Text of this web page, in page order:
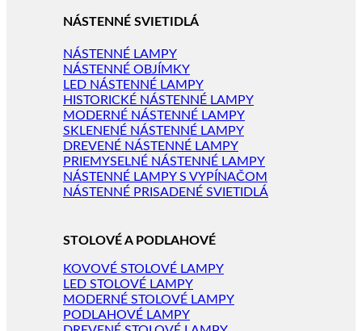
NÁSTENNÉ SVIETIDLÁ
NÁSTENNÉ LAMPY
NÁSTENNÉ OBJÍMKY
LED NÁSTENNÉ LAMPY
HISTORICKÉ NÁSTENNÉ LAMPY
MODERNÉ NÁSTENNÉ LAMPY
SKLENENÉ NÁSTENNÉ LAMPY
DREVENÉ NÁSTENNÉ LAMPY
PRIEMYSELNÉ NÁSTENNÉ LAMPY
NÁSTENNÉ LAMPY S VYPÍNAČOM
NÁSTENNÉ PRISADENÉ SVIETIDLÁ
STOLOVÉ A PODLAHOVÉ
KOVOVÉ STOLOVÉ LAMPY
LED STOLOVÉ LAMPY
MODERNÉ STOLOVÉ LAMPY
PODLAHOVÉ LAMPY